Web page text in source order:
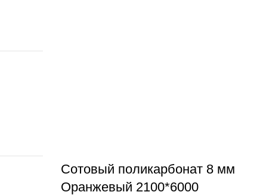
Сотовый поликарбонат 8 мм
Оранжевый 2100*6000